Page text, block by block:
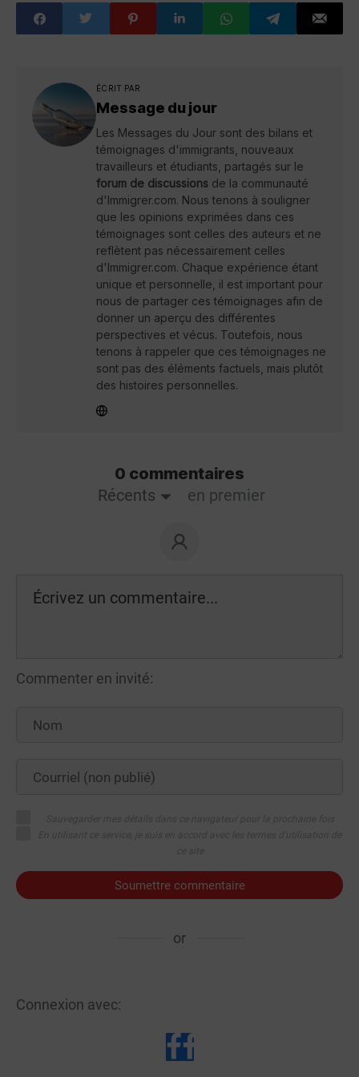
ÉCRIT PAR
Message du jour
Les Messages du Jour sont des bilans et
témoignages d'immigrants, nouveaux
travailleurs et étudiants, partagés sur le
forum de discussions de la communauté
d'Immigrer.com. Nous tenons à souligner
que les opinions exprimées dans ces
témoignages sont celles des auteurs et ne
reflètent pas nécessairement celles
d'Immigrer.com. Chaque expérience étant
unique et personnelle, il est important pour
nous de partager ces témoignages afin de
donner un aperçu des différentes
perspectives et vécus. Toutefois, nous
tenons à rappeler que ces témoignages ne
sont pas des éléments factuels, mais plutôt
des histoires personnelles.
0 commentaires
Récents
en premier
Commenter en invité:
Soumettre commentaire
or
Connexion avec: